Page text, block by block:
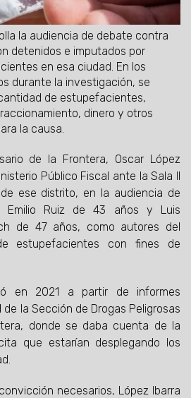
la audiencia de debate contra
detenidos e imputados por
en esa ciudad. En los
durante la investigación, se
de estupefacientes,
dinero y otros
la causa.
de la Frontera, Oscar López
Público Fiscal ante la Sala II
ese distrito, en la audiencia de
Emilio Ruiz de 43 años y Luis
de 47 años, como autores del
estupefacientes con fines de
en 2021 a partir de informes
la Sección de Drogas Peligrosas
donde se daba cuenta de la
que estarían desplegando los
necesarios, López Ibarra